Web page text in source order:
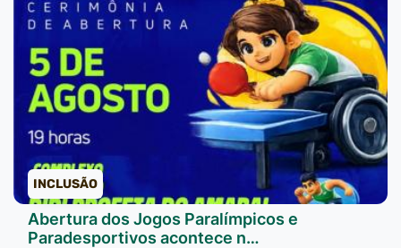
INCLUSÃO
Abertura dos Jogos Paralímpicos e
Paradesportivos acontece n…